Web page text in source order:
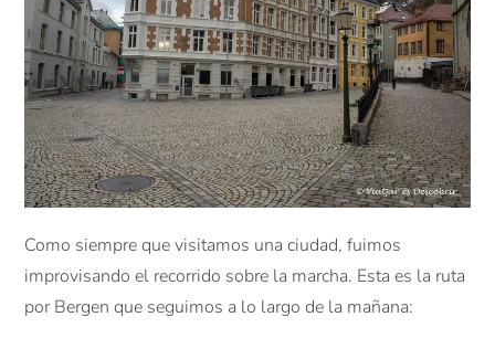
Como siempre que visitamos una ciudad, fuimos
improvisando el recorrido sobre la marcha. Esta es la ruta
por Bergen que seguimos a lo largo de la mañana: